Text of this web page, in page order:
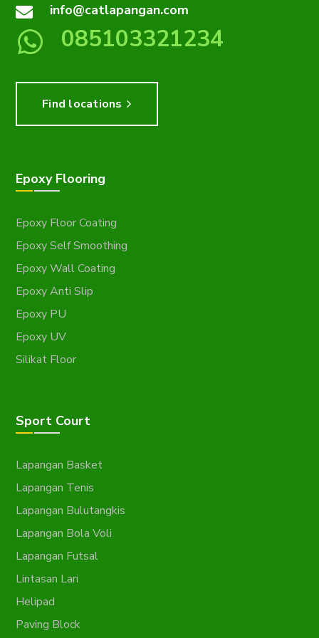
info@catlapangan.com
085103321234
Find locations
Epoxy Flooring
Epoxy Floor Coating
Epoxy Self Smoothing
Epoxy Wall Coating
Epoxy Anti Slip
Epoxy PU
Epoxy UV
Silikat Floor
Sport Court
Lapangan Basket
Lapangan Tenis
Lapangan Bulutangkis
Lapangan Bola Voli
Lapangan Futsal
Lintasan Lari
Helipad
Paving Block